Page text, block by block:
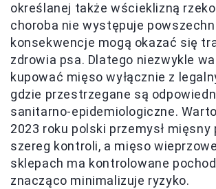
określanej także wścieklizną
choroba nie występuje
konsekwencje mogą okazać się
zdrowia psa. Dlatego niezwykle
kupować mięso wyłącznie z
gdzie przestrzegane są
sanitarno-epidemiologiczne.
2023 roku polski przemysł mięsny
szereg kontroli, a mięso
sklepach ma kontrolowane
znacząco minimalizuje ryzyko.